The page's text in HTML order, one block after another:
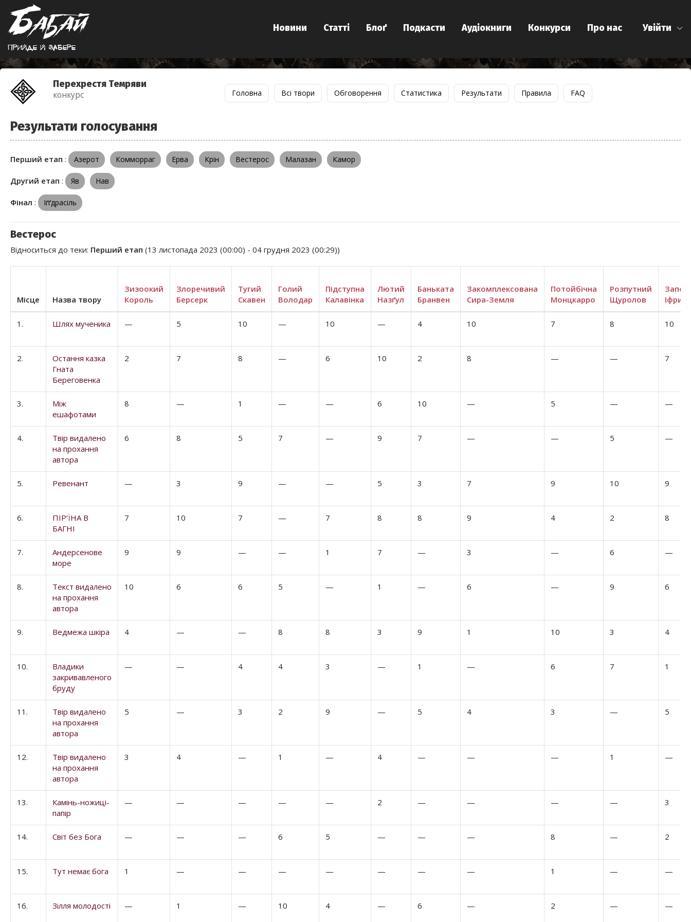
Прийде й забере
Увійти
Новини Статті Блоґ Подкасти Аудіокниги Конкурси Про нас
Перехрестя Темряви
конкурс Головна Всі твори Обговорення Статистика Результати Правила FAQ
Результати голосування
Перший етап : Азерот Комморраг Ерва Крін Вестерос Малазан Камор
Другий етап : Яв Нав
Фінал : Іґґдрасіль
Вестерос
Відноситься до теки: Перший етап (13 листопада 2023 (00:00) - 04 грудня 2023 (00:29))
Місце Назва твору
Зизоокий
Король
Злоречивий
Берсерк
Тугий
Скавен
Голий
Володар
Підступна
Калавінка
Лютий
Назґул
Баньката
Бранвен
Закомплексована
Сира-Земля
Потойбічна
Монцкарро
Розпутний
Щуролов
Іфрит
1. Шлях мученика — 5 10 — 10 — 4 10 7 8 10
2.
Остання казка
Гната
Береговенка
2 7 8 — 6 10 2 8 — — 7
3.
Між
ешафотами
8 — 1 — — 6 10 — 5 — —
4.
Твір видалено
на прохання
автора
6 8 5 7 — 9 7 — — 5 —
5. Ревенант — 3 9 — — 5 3 7 9 10 9
6.
ПІР’ЇНА В
БАГНІ
7 10 7 — 7 8 8 9 4 2 8
7.
Андерсенове
море
9 9 — — 1 7 — 3 — 6 —
8.
Текст видалено
на прохання
автора
10 6 6 5 — 1 — 6 — 9 6
9. Ведмежа шкіра 4 — — 8 8 3 9 1 10 3 4
10.
Владики
закривавленого
бруду
— — 4 4 3 — 1 — 6 7 1
11.
Твір видалено
на прохання
автора
5 — 3 2 9 — 5 4 3 — 5
12.
Твір видалено
на прохання
автора
3 4 — 1 — 4 — — — 1 —
13.
Камінь-ножиці-
папір
— — — — — 2 — — — — 3
14. Світ без Бога — — — 6 5 — — — 8 — 2
15. Тут немає бога 1 — — — — — — — 1 — —
16. Зілля молодості — 1 — 10 4 — 6 — 2 — —